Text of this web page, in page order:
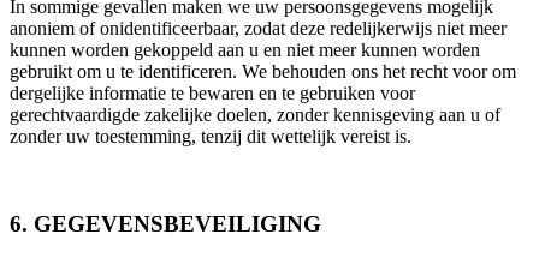
In sommige gevallen maken we uw persoonsgegevens mogelijk
anoniem of onidentificeerbaar, zodat deze redelijkerwijs niet meer
kunnen worden gekoppeld aan u en niet meer kunnen worden
gebruikt om u te identificeren. We behouden ons het recht voor om
dergelijke informatie te bewaren en te gebruiken voor
gerechtvaardigde zakelijke doelen, zonder kennisgeving aan u of
zonder uw toestemming, tenzij dit wettelijk vereist is.
6. GEGEVENSBEVEILIGING